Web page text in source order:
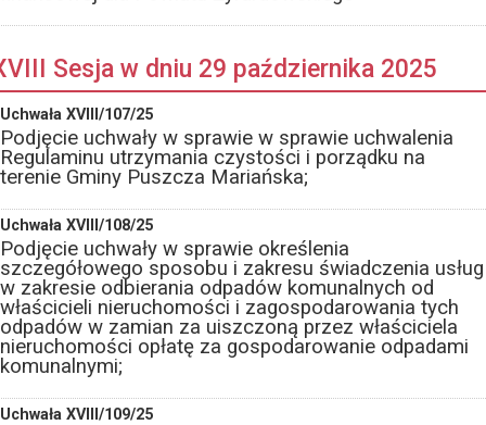
Sesja w dniu 29 października 2025
Uchwała XVIII/107/25
Podjęcie uchwały w sprawie w sprawie uchwalenia
Regulaminu utrzymania czystości i porządku na
terenie Gminy Puszcza Mariańska;
Uchwała XVIII/108/25
Podjęcie uchwały w sprawie określenia
szczegółowego sposobu i zakresu świadczenia usług
w zakresie odbierania odpadów komunalnych od
właścicieli nieruchomości i zagospodarowania tych
odpadów w zamian za uiszczoną przez właściciela
nieruchomości opłatę za gospodarowanie odpadami
komunalnymi;
Uchwała XVIII/109/25